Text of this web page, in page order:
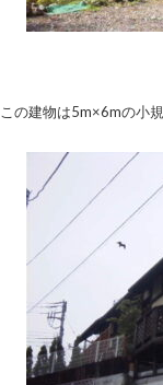
この建物は5m×6mの小